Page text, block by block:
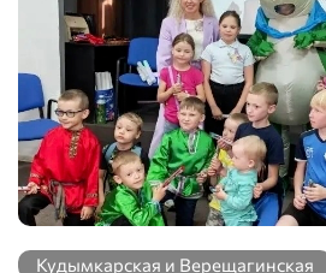
Кудымкарская и Верещагинская